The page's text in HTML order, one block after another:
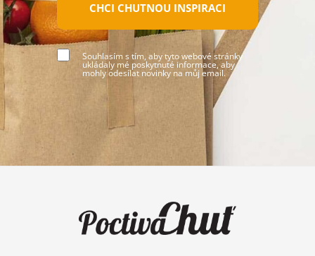
CHCI CHUTNOU INSPIRACI
Souhlasím s tím, aby tyto webové stránky
ukládaly mé poskytnuté informace, aby
mohly odesílat novinky na můj email.